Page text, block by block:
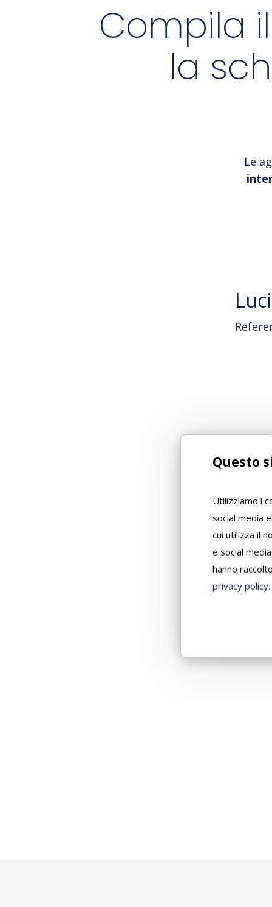
Questo
Utilizziamo i
social media
cui utilizza il
e social
hanno
privacy policy.
Compila
la
Le